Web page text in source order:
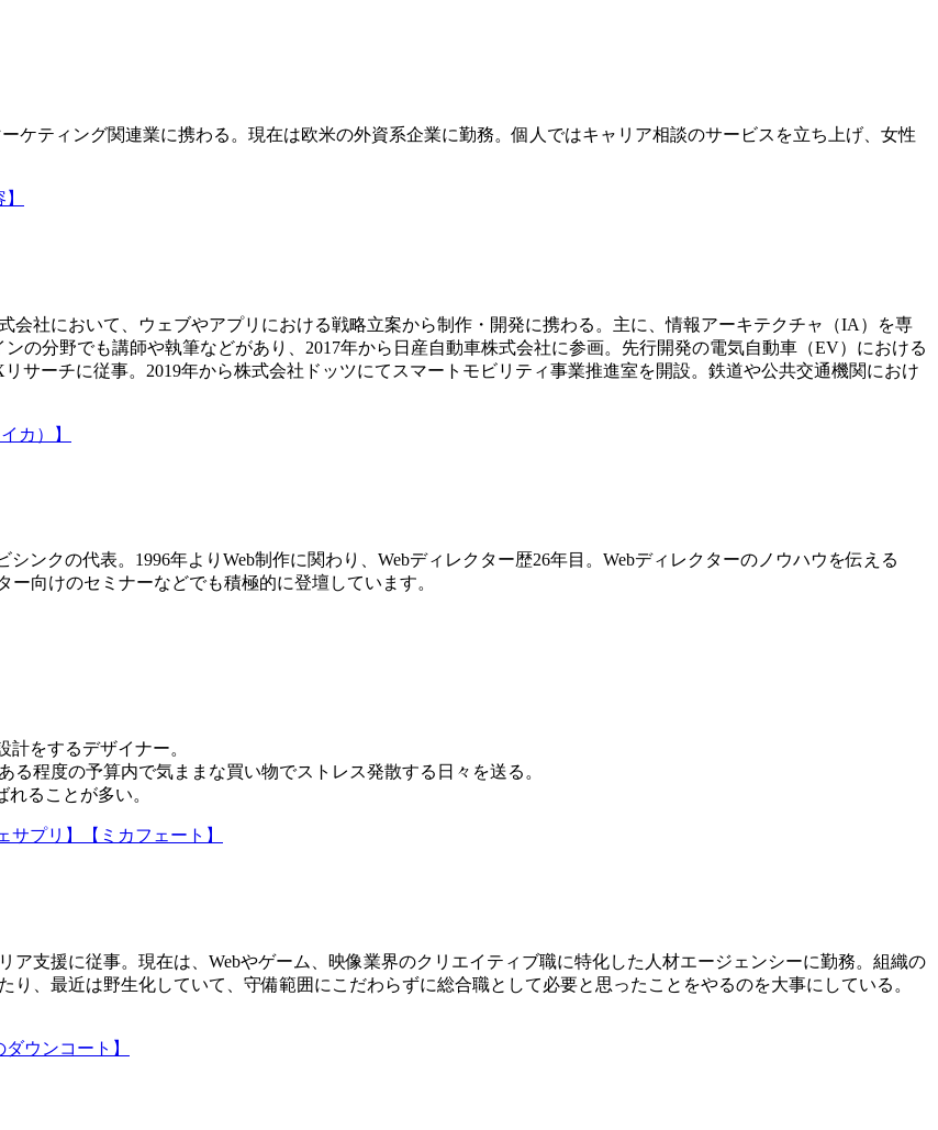
ケティング関連業に携わる。現在は欧米の外資系企業に勤務。個人ではキャリア相談のサービスを立ち上げ、女性
会社において、ウェブやアプリにおける戦略立案から制作・開発に携わる。主に、情報アーキテクチャ（IA）を専
の分野でも講師や執筆などがあり、2017年から日産自動車株式会社に参画。先行開発の電気自動車（EV）における
サーチに従事。2019年から株式会社ドッツにてスマートモビリティ事業推進室を開設。鉄道や公共交通機関におけ
カ）】
ンクの代表。1996年よりWeb制作に関わり、Webディレクター歴26年目。Webディレクターのノウハウを伝える
ー向けのセミナーなどでも積極的に登壇しています。
をするデザイナー。
程度の予算内で気ままな買い物でストレス発散する日々を送る。
ることが多い。
プリ】【ミカフェート】
支援に従事。現在は、Webやゲーム、映像業界のクリエイティブ職に特化した人材エージェンシーに勤務。組織の
、最近は野生化していて、守備範囲にこだわらずに総合職として必要と思ったことをやるのを大事にしている。
ウンコート】